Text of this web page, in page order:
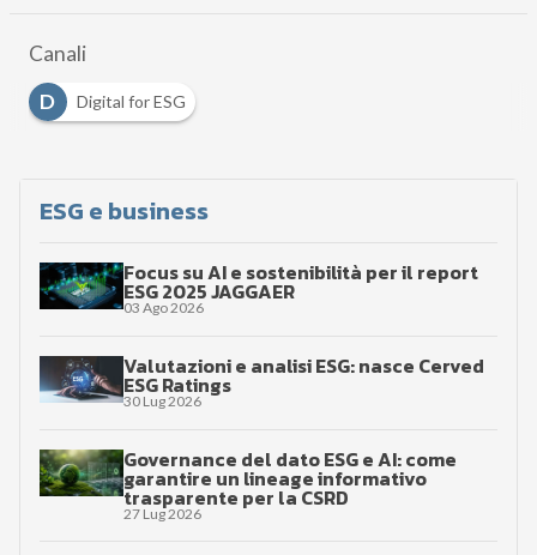
Canali
D
Digital for ESG
ESG e business
Focus su AI e sostenibilità per il report
ESG 2025 JAGGAER
03 Ago 2026
Valutazioni e analisi ESG: nasce Cerved
ESG Ratings
30 Lug 2026
Governance del dato ESG e AI: come
garantire un lineage informativo
trasparente per la CSRD
27 Lug 2026